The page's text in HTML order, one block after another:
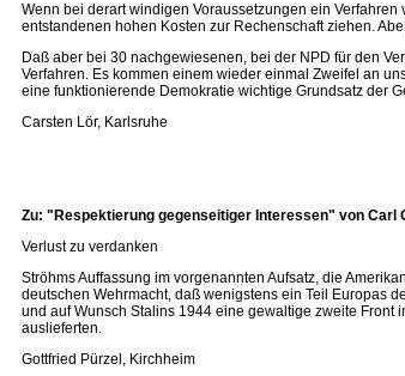
Wenn bei derart windigen Voraussetzungen ein
entstandenen hohen Kosten zur Rechenschaft ziehen.
Daß aber bei 30 nachgewiesenen, bei der NPD für den
Verfahren. Es kommen einem wieder einmal Zweifel an
eine funktionierende Demokratie wichtige Grundsatz der
Carsten Lör, Karlsruhe
Zu: "Respektierung gegenseitiger Interessen" von Carl
Verlust zu verdanken
Ströhms Auffassung im vorgenannten Aufsatz, die
deutschen Wehrmacht, daß wenigstens ein Teil Europas
und auf Wunsch Stalins 1944 eine gewaltige zweite
auslieferten.
Gottfried Pürzel, Kirchheim